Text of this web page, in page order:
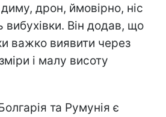
дрон, ймовірно, ніс
вибухівки. Він додав, що
важко виявити через
і малу висоту
та Румунія є